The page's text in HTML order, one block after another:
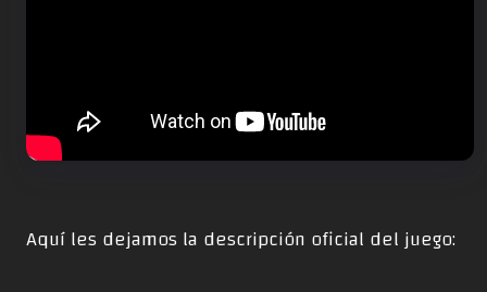
Aquí les dejamos la descripción oficial del juego: